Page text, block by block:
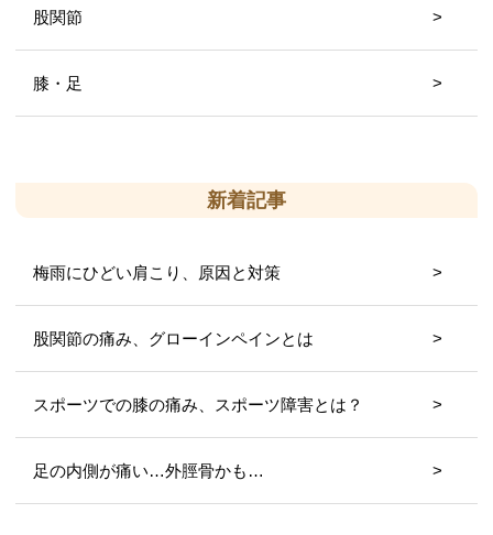
股関節
膝・足
新着記事
梅雨にひどい肩こり、原因と対策
股関節の痛み、グローインペインとは
スポーツでの膝の痛み、スポーツ障害とは？
足の内側が痛い…外脛骨かも…